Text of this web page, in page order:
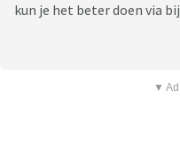
kun je het beter doen via
▼ Ad